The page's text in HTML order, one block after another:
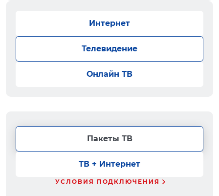
Интернет
Телевидение
Онлайн ТВ
Пакеты ТВ
ТВ + Интернет
УСЛОВИЯ ПОДКЛЮЧЕНИЯ